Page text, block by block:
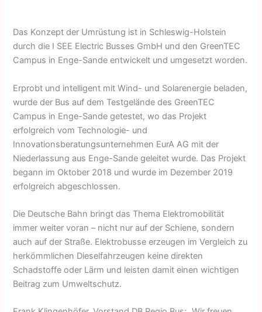
Das Konzept der Umrüstung ist in Schleswig-Holstein
durch die I SEE Electric Busses GmbH und den GreenTEC
Campus in Enge-Sande entwickelt und umgesetzt worden.
Erprobt und intelligent mit Wind- und Solarenergie beladen,
wurde der Bus auf dem Testgelände des GreenTEC
Campus in Enge-Sande getestet, wo das Projekt
erfolgreich vom Technologie- und
Innovationsberatungsunternehmen EurA AG mit der
Niederlassung aus Enge-Sande geleitet wurde. Das Projekt
begann im Oktober 2018 und wurde im Dezember 2019
erfolgreich abgeschlossen.
Die Deutsche Bahn bringt das Thema Elektromobilität
immer weiter voran – nicht nur auf der Schiene, sondern
auch auf der Straße. Elektrobusse erzeugen im Vergleich zu
herkömmlichen Dieselfahrzeugen keine direkten
Schadstoffe oder Lärm und leisten damit einen wichtigen
Beitrag zum Umweltschutz.